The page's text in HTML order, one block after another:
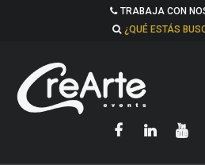
TRABAJA CON
¿QUÉ ESTÁS